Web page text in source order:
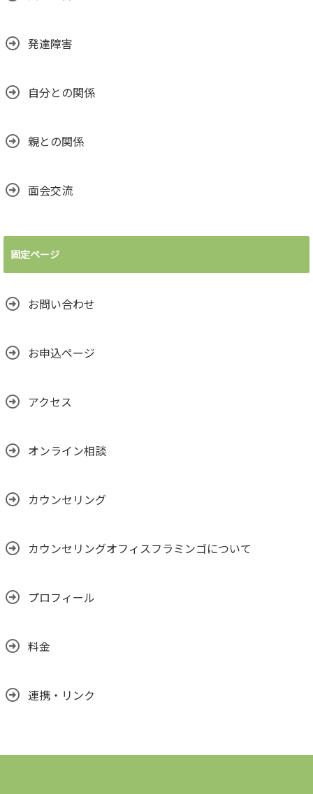
発達障害
自分との関係
親との関係
面会交流
固定ページ
お問い合わせ
お申込ページ
アクセス
オンライン相談
カウンセリング
カウンセリングオフィスフラミンゴについて
プロフィール
料金
連携・リンク